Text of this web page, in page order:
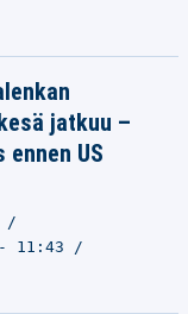
jatkuu –
ennen US
11:43